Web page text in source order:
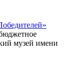
музей имени